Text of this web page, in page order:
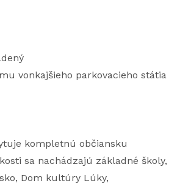
vonkajšieho parkovacieho státia
kompletnú občiansku
sa nachádzajú základné školy,
Dom kultúry Lúky,